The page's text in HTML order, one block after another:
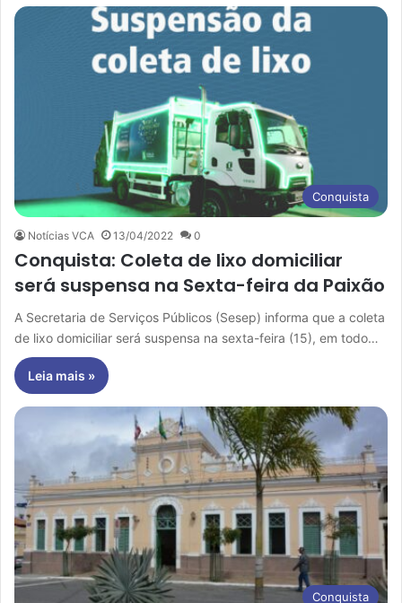
Conquista
Notícias VCA 13/04/2022 0
Conquista: Coleta de lixo domiciliar
será suspensa na Sexta-feira da Paixão
A Secretaria de Serviços Públicos (Sesep) informa que a coleta
de lixo domiciliar será suspensa na sexta-feira (15), em todo…
Leia mais »
Conquista